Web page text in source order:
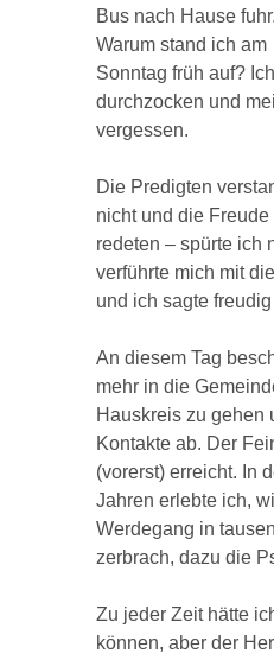
Bus nach Hause fuhr.
Warum stand ich am
Sonntag früh auf?
durchzocken und
vergessen.
Die Predigten
nicht und die
redeten – spürte ich
verführte mich mit
und ich sagte freudig
An diesem Tag
mehr in die
Hauskreis zu gehen
Kontakte ab. Der
(vorerst) erreicht. In
Jahren erlebte ich,
Werdegang in
zerbrach, dazu die
Zu jeder Zeit hätte
können, aber der